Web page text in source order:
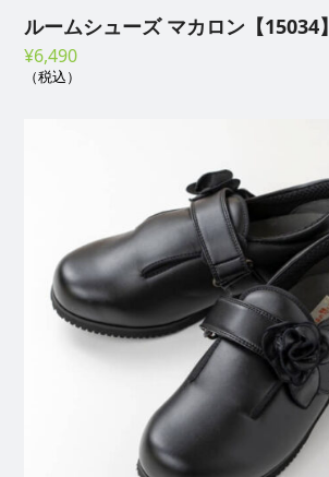
ルームシューズ マカロン【15034】
¥6,490
（税込）